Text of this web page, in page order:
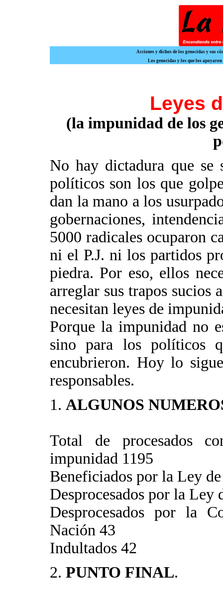
Acciones y dichos de los genocidas y sus
Los genocidas y los que los apoyaron
Leyes
(la impunidad de los
No hay dictadura que se
políticos son los que
dan la mano a los
gobernaciones,
5000 radicales ocuparon
ni el P.J. ni los partidos
piedra. Por eso, ellos
arreglar sus trapos sucios
necesitan leyes de
Porque la impunidad no
sino para los políticos
encubrieron. Hoy lo
responsables.
1. ALGUNOS
Total de procesados
impunidad 1195
Beneficiados por la Ley
Desprocesados por la Ley
Desprocesados por la
Nación 43
Indultados 42
2. PUNTO FINAL.